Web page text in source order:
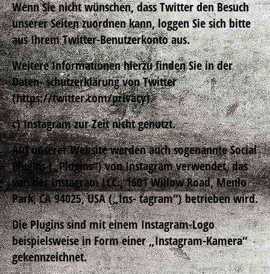
Wenn Sie nicht wünschen, dass Twitter den Besuch
unserer Seiten zuordnen kann, loggen Sie sich bitte
aus Ihrem Twitter-Benutzerkonto aus.
Weitere Informationen hierzu finden Sie in der
Daten- schutzerklärung von Twitter
(https://twitter.com/privacy).
c) Instagram zur Zeit nicht genutzt.
Auf unserer Website werden auch sogenannte Social
Plugins („Plugins“) von Instagram verwendet, das
von der Instagram LLC., 1601 Willow Road, Menlo
Park, CA 94025, USA („Ins- tagram“) betrieben wird.
Die Plugins sind mit einem Instagram-Logo
beispielsweise in Form einer „Instagram-Kamera“
gekennzeichnet.